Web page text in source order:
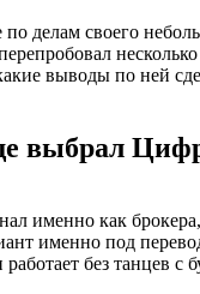
делам своего
выводы по ней
выбрал
именно как
именно под
без танцев с